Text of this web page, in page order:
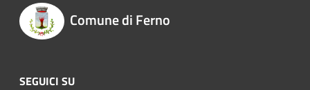
Comune di Ferno
SEGUICI SU